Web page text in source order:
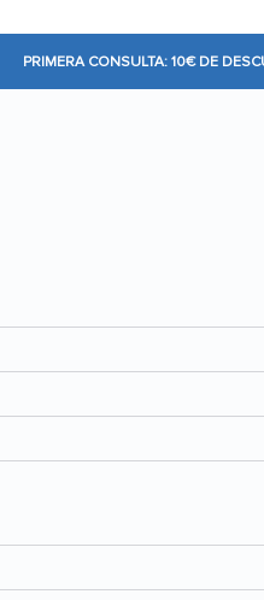
PRIMERA CONSULTA: 10€ DE